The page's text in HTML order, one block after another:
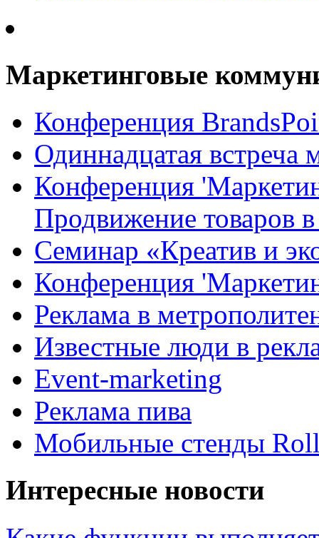
Маркетинговые
Конференция
Одиннадцатая
Конференция
Продвижение товаров
Семинар «Креатив и
Конференция
Реклама в
Известные люди в
Event-marketing
Реклама пива
Мобильные стенды
Интересные новости